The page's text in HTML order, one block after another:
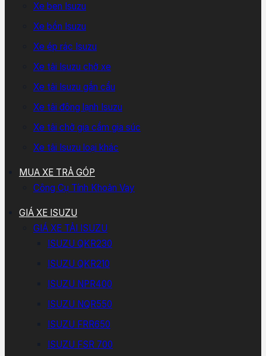
Xe ben Isuzu
Xe bồn Isuzu
Xe ép rác Isuzu
Xe tải Isuzu chở xe
Xe tải Isuzu gắn cẩu
Xe tải đông lạnh Isuzu
Xe tải chở gia cầm gia súc
Xe tải Isuzu loại khác
MUA XE TRẢ GÓP
Công Cụ Tính Khoản Vay
GIÁ XE ISUZU
GIÁ XE TẢI ISUZU
ISUZU QKR230
ISUZU QKR210
ISUZU NPR400
ISUZU NQR550
ISUZU FRR650
ISUZU FSR 700